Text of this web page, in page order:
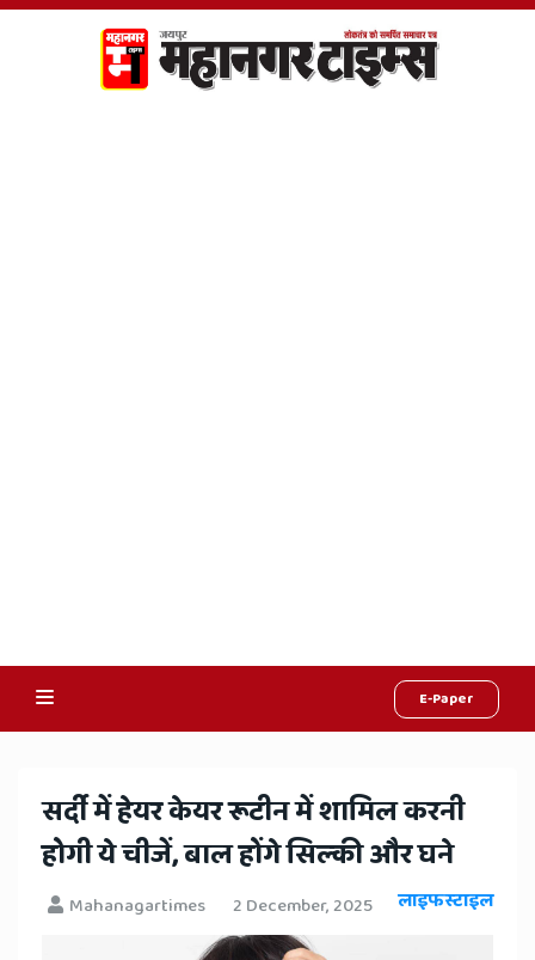
E-Paper
Hindi
News,
Hindi
​सर्दी में हेयर केयर रूटीन में शामिल करनी
होगी ये चीजें, बाल होंगे सिल्की और घने
Mahanagartimes 2 December, 2025 लाइफस्टाइल